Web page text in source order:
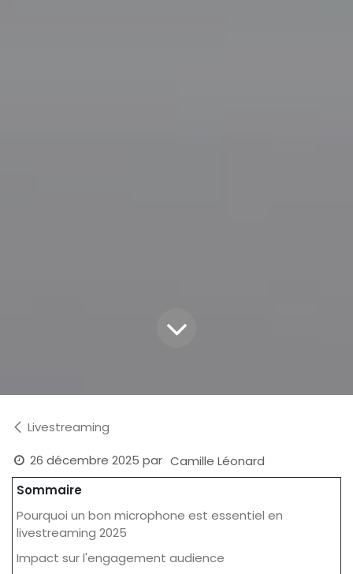
Livestreaming
26 décembre 2025 par Camille Léonard
Sommaire
Pourquoi un bon microphone est essentiel en
livestreaming 2025
Impact sur l'engagement audience